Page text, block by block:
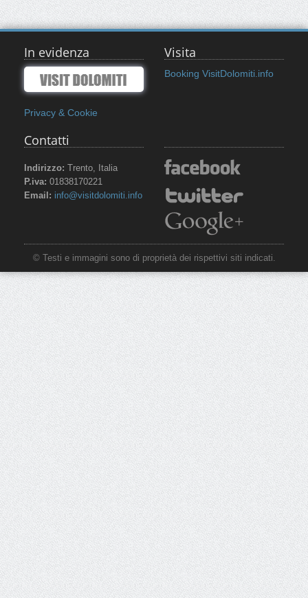
In evidenza
Privacy & Cookie
Visita
Booking VisitDolomiti.info
Contatti
Indirizzo: Trento, Italia
P.iva: 01838170221
Email: info@visitdolomiti.info
© Testi e immagini sono di proprietà dei rispettivi siti indicati.